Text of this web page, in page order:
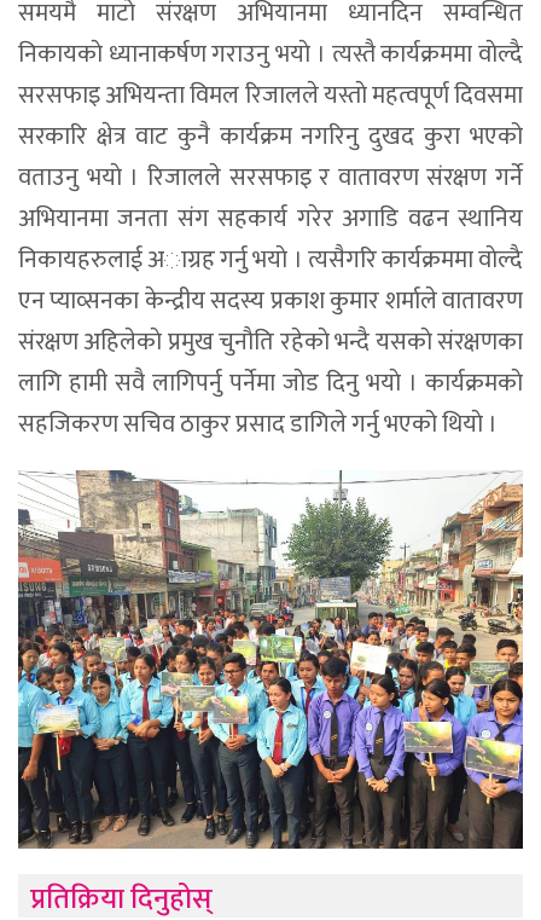
समयमै माटाे संरक्षण अभियानमा ध्यानदिन सम्वन्धित
निकायकाे ध्यानाकर्षण गराउनु भयाे । त्यस्तै कार्यक्रममा वाेल्दै
सरसफाइ अभियन्ता विमल रिजालले यस्ताे महत्वपूर्ण दिवसमा
सरकारि क्षेत्र वाट कुनै कार्यक्रम नगरिनु दुखद कुरा भएको
वताउनु भयाे । रिजालले सरसफाइ र वातावरण संरक्षण गर्ने
अभियानमा जनता संग सहकार्य गरेर अगाडि वढन स्थानिय
निकायहरुलाई अाग्रह गर्नु भयाे । त्यसैगरि कार्यक्रममा वाेल्दै
एन प्याव्सनका केन्द्रीय सदस्य प्रकाश कुमार शर्माले वातावरण
संरक्षण अहिलेकाे प्रमुख चुनाैति रहेकाे भन्दै यसकाे संरक्षणका
लागि हामी सवै लागिपर्नु पर्नेमा जाेड दिनु भयाे । कार्यक्रमकाे
सहजिकरण सचिव ठाकुर प्रसाद डागिले गर्नु भएको थियाे ।
प्रतिक्रिया दिनुहोस्